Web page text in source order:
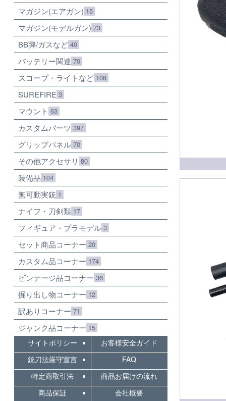
マガジン(エアガン) 15
マガジン(モデルガン) 73
BB弾/ガスなど 40
バッテリー関連 70
スコープ・ライトなど 108
SUREFIRE 3
マウント 63
カスタムパーツ 397
グリップパネル 70
その他アクセサリ 80
装備品 104
無可動実銃 1
ナイフ・刀剣類 17
フィギュア・プラモデル 3
セット商品コーナー 20
カスタム品コーナー 174
ビンテージ品コーナー 36
掘り出し物コーナー 12
訳ありコーナー 71
ジャンク品コーナー 15
サイトポリシー
お客様安全ガイド
銃刀法厳守宣言
FAQ
特定商取引法
商品お届けの流れ
商品保証
会社概要